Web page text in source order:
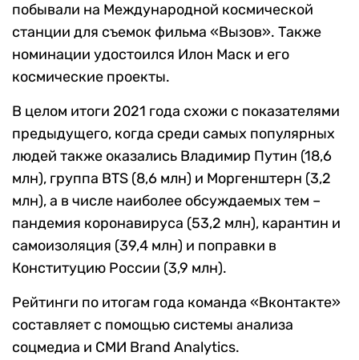
побывали на Международной космической
станции для съемок фильма «Вызов». Также
номинации удостоился Илон Маск и его
космические проекты.
В целом итоги 2021 года схожи с показателями
предыдущего, когда среди самых популярных
людей также оказались Владимир Путин (18,6
млн), группа BTS (8,6 млн) и Моргенштерн (3,2
млн), а в числе наиболее обсуждаемых тем –
пандемия коронавируса (53,2 млн), карантин и
самоизоляция (39,4 млн) и поправки в
Конституцию России (3,9 млн).
Рейтинги по итогам года команда «Вконтакте»
составляет с помощью системы анализа
соцмедиа и СМИ Brand Analytics.